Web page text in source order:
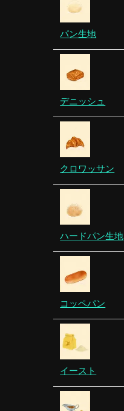
パン生地
デニッシュ
クロワッサン
ハードパン生地
コッペパン
イースト